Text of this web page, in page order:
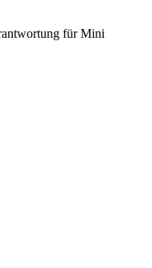
für Mini